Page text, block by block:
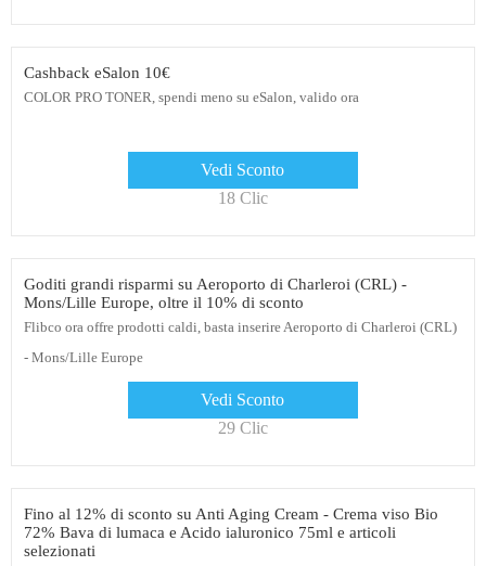
Cashback eSalon 10€
COLOR PRO TONER, spendi meno su eSalon, valido ora
Vedi Sconto
18 Clic
Goditi grandi risparmi su Aeroporto di Charleroi (CRL) -
Mons/Lille Europe, oltre il 10% di sconto
Flibco ora offre prodotti caldi, basta inserire Aeroporto di Charleroi (CRL)
- Mons/Lille Europe
Vedi Sconto
29 Clic
Fino al 12% di sconto su Anti Aging Cream - Crema viso Bio
72% Bava di lumaca e Acido ialuronico 75ml e articoli
selezionati